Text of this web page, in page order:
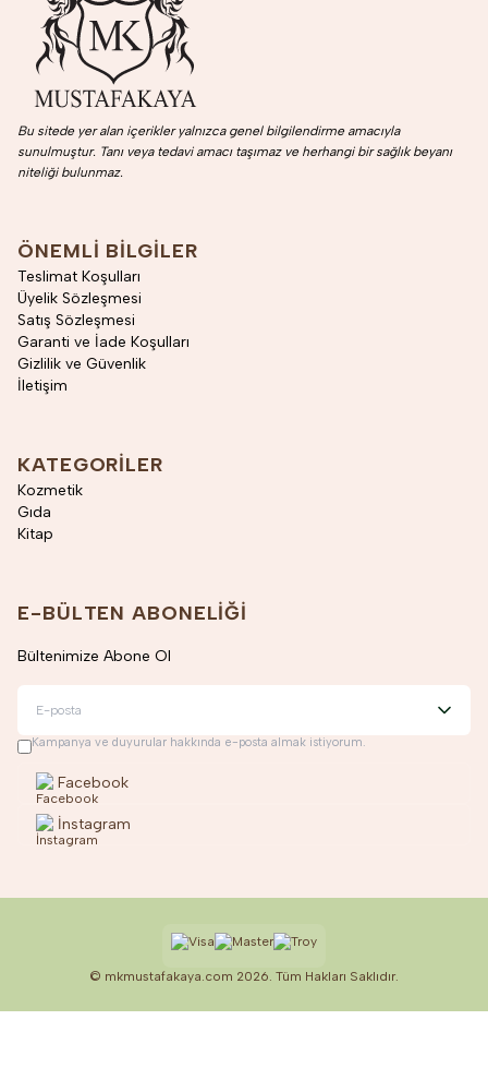
Bu sitede yer alan içerikler yalnızca genel bilgilendirme amacıyla
sunulmuştur. Tanı veya tedavi amacı taşımaz ve herhangi bir sağlık beyanı
niteliği bulunmaz.
ÖNEMLI BILGILER
Teslimat Koşulları
Üyelik Sözleşmesi
Satış Sözleşmesi
Garanti ve İade Koşulları
Gizlilik ve Güvenlik
İletişim
KATEGORILER
Kozmetik
Gıda
Kitap
E-BÜLTEN ABONELIĞI
Bültenimize Abone Ol
Kampanya ve duyurular hakkında e-posta almak istiyorum.
Facebook
İnstagram
© mkmustafakaya.com 2026. Tüm Hakları Saklıdır.